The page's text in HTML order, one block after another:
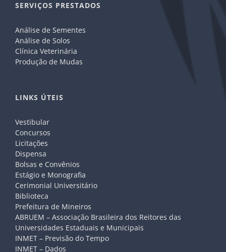
SERVIÇOS PRESTADOS
Análise de Sementes
Análise de Solos
Clínica Veterinária
Produção de Mudas
LINKS ÚTEIS
Vestibular
Concursos
Licitações
Dispensa
Bolsas e Convênios
Estágio e Monografia
Cerimonial Universitário
Biblioteca
Prefeitura de Mineiros
ABRUEM – Associação Brasileira dos Reitores das
Universidades Estaduais e Municipais
INMET – Previsão do Tempo
INMET – Dados